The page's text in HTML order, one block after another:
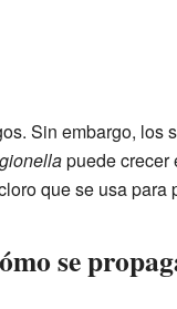
Sin embargo, los
puede crecer
que se usa para
se